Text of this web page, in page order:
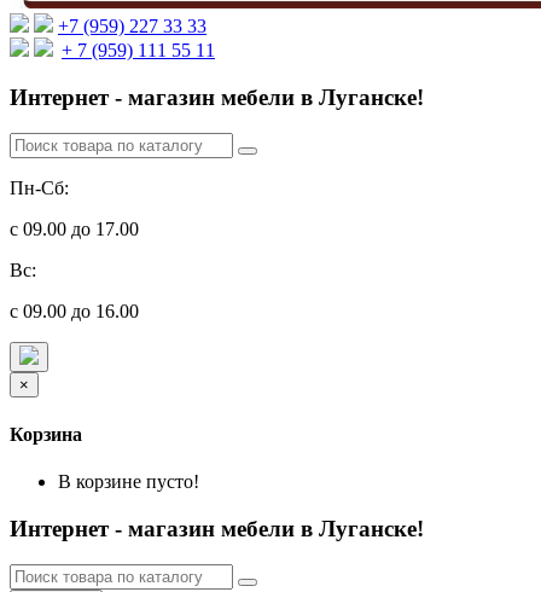
+7 (959) 227 33 33
+ 7 (959) 111 55 11
Интернет - магазин мебели в Луганске!
Пн-Сб:
с 09.00 до 17.00
Вс:
с 09.00 до 16.00
×
Корзина
В корзине пусто!
Интернет - магазин мебели в Луганске!